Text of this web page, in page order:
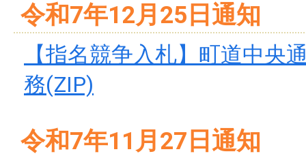
令和7年12月25日通知
【指名競争入札】町道中央
務(ZIP)
令和7年11月27日通知